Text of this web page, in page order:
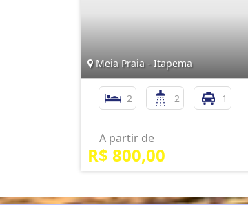
Meia Praia - Itapema
2 2 1
A partir de
R$ 800,00